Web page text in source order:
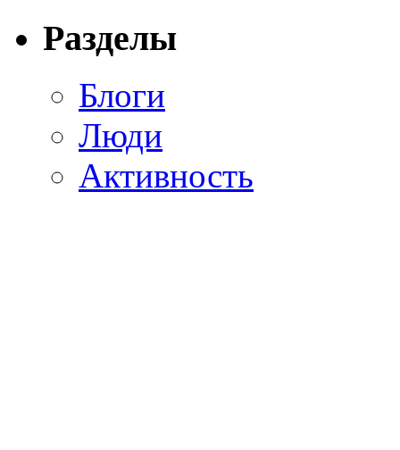
Разделы
Блоги
Люди
Активность